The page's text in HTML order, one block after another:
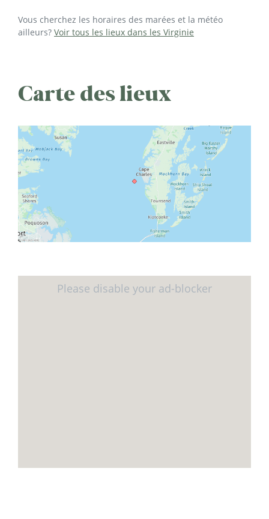
Vous cherchez les horaires des marées et la météo
ailleurs? Voir tous les lieux dans les Virginie
Carte des lieux